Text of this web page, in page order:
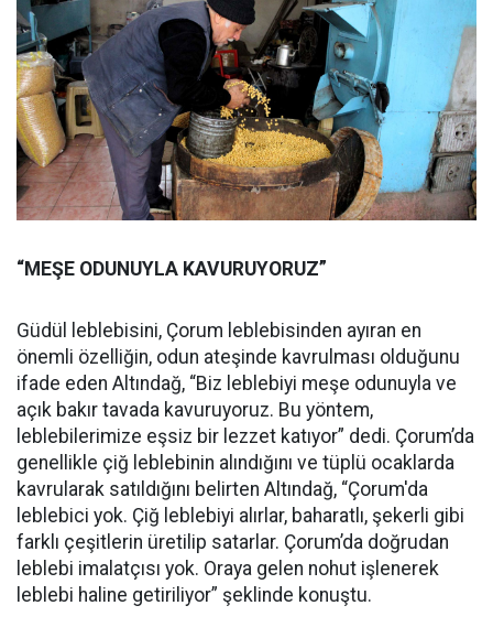
“MEŞE ODUNUYLA KAVURUYORUZ”
Güdül leblebisini, Çorum leblebisinden ayıran en
önemli özelliğin, odun ateşinde kavrulması olduğunu
ifade eden Altındağ, “Biz leblebiyi meşe odunuyla ve
açık bakır tavada kavuruyoruz. Bu yöntem,
leblebilerimize eşsiz bir lezzet katıyor” dedi. Çorum’da
genellikle çiğ leblebinin alındığını ve tüplü ocaklarda
kavrularak satıldığını belirten Altındağ, “Çorum'da
leblebici yok. Çiğ leblebiyi alırlar, baharatlı, şekerli gibi
farklı çeşitlerin üretilip satarlar. Çorum’da doğrudan
leblebi imalatçısı yok. Oraya gelen nohut işlenerek
leblebi haline getiriliyor” şeklinde konuştu.